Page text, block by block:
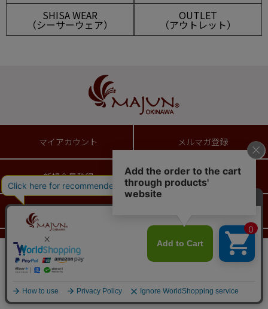
SHISA WEAR
（シーサーウェア）
OUTLET
（アウトレット）
マイアカウント メルマガ登録
新規会員登録 ログイン
ショッピングガイド
返品特約について ギフトラッピングサービス
会員は303ポイント付与！
¥6,050税込